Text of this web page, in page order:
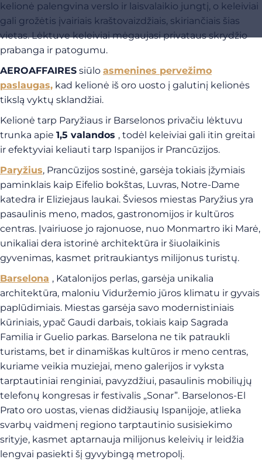
kelionė palengvina verslo ir laisvalaikio jungtį, o keleiviai
gali grožėtis įvairiais kraštovaizdžiais, skiriančiais šias
vietas. Lėktuve keleiviai mėgaujasi privataus skrydžio
prabanga ir patogumu.
AEROAFFAIRES siūlo asmenines pervežimo
paslaugas, kad kelionė iš oro uosto į galutinį kelionės
tikslą vyktų sklandžiai.
Kelionė tarp Paryžiaus ir Barselonos privačiu lėktuvu
trunka apie 1,5 valandos , todėl keleiviai gali itin greitai
ir efektyviai keliauti tarp Ispanijos ir Prancūzijos.
Paryžius, Prancūzijos sostinė, garsėja tokiais įžymiais
paminklais kaip Eifelio bokštas, Luvras, Notre-Dame
katedra ir Eliziejaus laukai. Šviesos miestas Paryžius yra
pasaulinis meno, mados, gastronomijos ir kultūros
centras. Įvairiuose jo rajonuose, nuo Monmartro iki Marė,
unikaliai dera istorinė architektūra ir šiuolaikinis
gyvenimas, kasmet pritraukiantys milijonus turistų.
Barselona , Katalonijos perlas, garsėja unikalia
architektūra, maloniu Viduržemio jūros klimatu ir gyvais
paplūdimiais. Miestas garsėja savo modernistiniais
kūriniais, ypač Gaudi darbais, tokiais kaip Sagrada
Familia ir Guelio parkas. Barselona ne tik patraukli
turistams, bet ir dinamiškas kultūros ir meno centras,
kuriame veikia muziejai, meno galerijos ir vyksta
tarptautiniai renginiai, pavyzdžiui, pasaulinis mobiliųjų
telefonų kongresas ir festivalis „Sonar”. Barselonos-El
Prato oro uostas, vienas didžiausių Ispanijoje, atlieka
svarbų vaidmenį regiono tarptautinio susisiekimo
srityje, kasmet aptarnauja milijonus keleivių ir leidžia
lengvai pasiekti šį gyvybingą metropolį.